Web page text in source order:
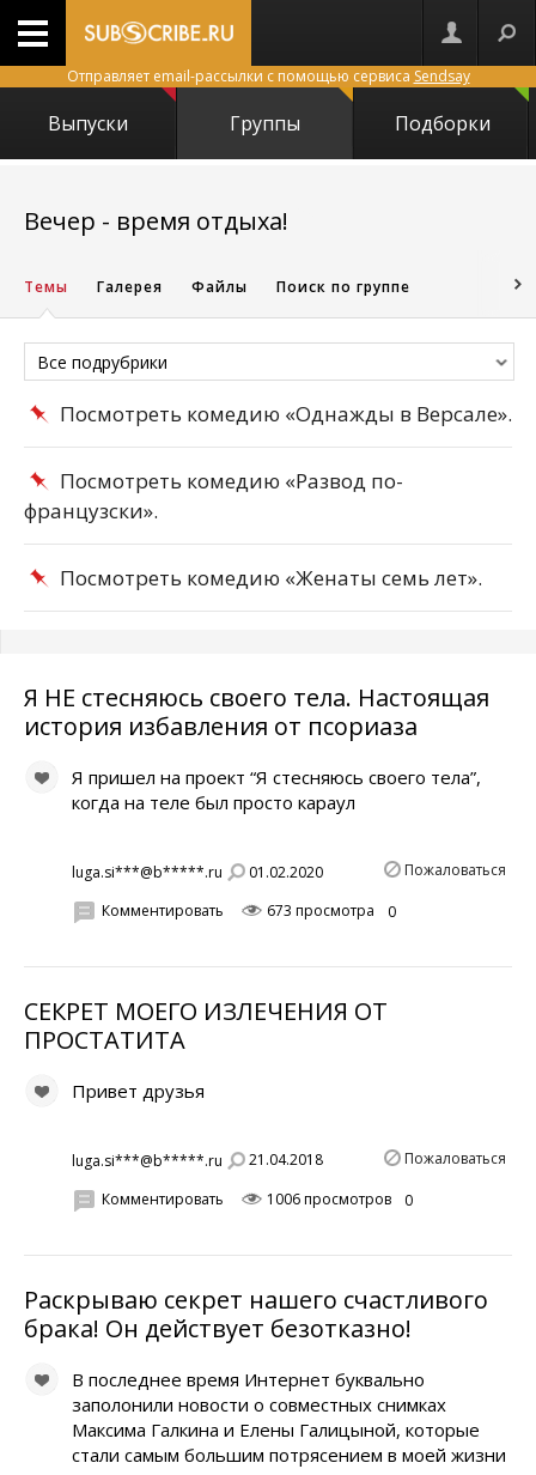
Отправляет email-рассылки с помощью сервиса Sendsay
Выпуски Группы Подборки
Вечер - время отдыха!
Темы Галерея Файлы Поиск по группе
Все подрубрики
Посмотреть комедию «Однажды в Версале».
Посмотреть комедию «Развод по-
французски».
Посмотреть комедию «Женаты семь лет».
Я НЕ стесняюсь своего тела. Настоящая
история избавления от псориаза
Я пришел на проект “Я стесняюсь своего тела”,
когда на теле был просто караул
luga.si***@b*****.ru 01.02.2020 Пожаловаться
Комментировать 673 просмотра 0
СЕКРЕТ МОЕГО ИЗЛЕЧЕНИЯ ОТ
ПРОСТАТИТА
Привет друзья
luga.si***@b*****.ru 21.04.2018 Пожаловаться
Комментировать 1006 просмотров 0
Раскрываю секрет нашего счастливого
брака! Он действует безотказно!
В последнее время Интернет буквально
заполонили новости о совместных снимках
Максима Галкина и Елены Галицыной, которые
стали самым большим потрясением в моей жизни